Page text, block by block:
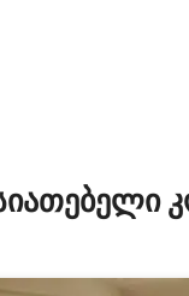
5‑დან 4,97, 30